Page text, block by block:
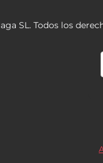
SL. Todos los